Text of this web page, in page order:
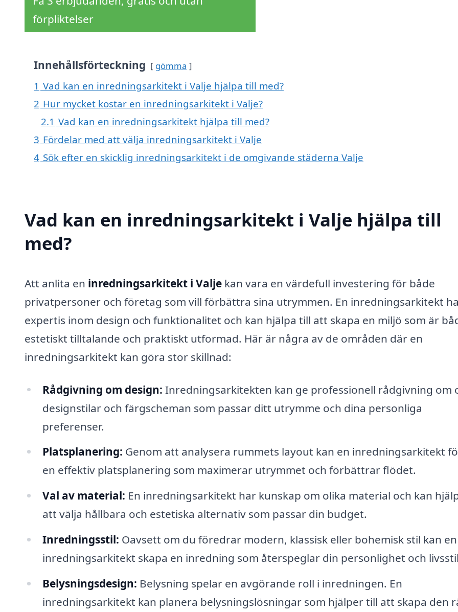
förpliktelser
Innehållsförteckning gömma
1 Vad kan en inredningsarkitekt i Valje hjälpa till med?
2 Hur mycket kostar en inredningsarkitekt i Valje?
2.1 Vad kan en inredningsarkitekt hjälpa till med?
3 Fördelar med att välja inredningsarkitekt i Valje
4 Sök efter en skicklig inredningsarkitekt i de omgivande städerna Valje
Vad kan en inredningsarkitekt i Valje hjälpa till
med?
Att anlita en inredningsarkitekt i Valje kan vara en värdefull investering för både
privatpersoner och företag som vill förbättra sina utrymmen. En inredningsarkitekt
expertis inom design och funktionalitet och kan hjälpa till att skapa en miljö som är
estetiskt tilltalande och praktiskt utformad. Här är några av de områden där en
inredningsarkitekt kan göra stor skillnad:
Rådgivning om design: Inredningsarkitekten kan ge professionell rådgivning om
designstilar och färgscheman som passar ditt utrymme och dina personliga
preferenser.
Platsplanering: Genom att analysera rummets layout kan en inredningsarkitekt
en effektiv platsplanering som maximerar utrymmet och förbättrar flödet.
Val av material: En inredningsarkitekt har kunskap om olika material och kan
att välja hållbara och estetiska alternativ som passar din budget.
Inredningsstil: Oavsett om du föredrar modern, klassisk eller bohemisk stil kan en
inredningsarkitekt skapa en inredning som återspeglar din personlighet och
Belysningsdesign: Belysning spelar en avgörande roll i inredningen. En
inredningsarkitekt kan planera belysningslösningar som hjälper till att skapa den